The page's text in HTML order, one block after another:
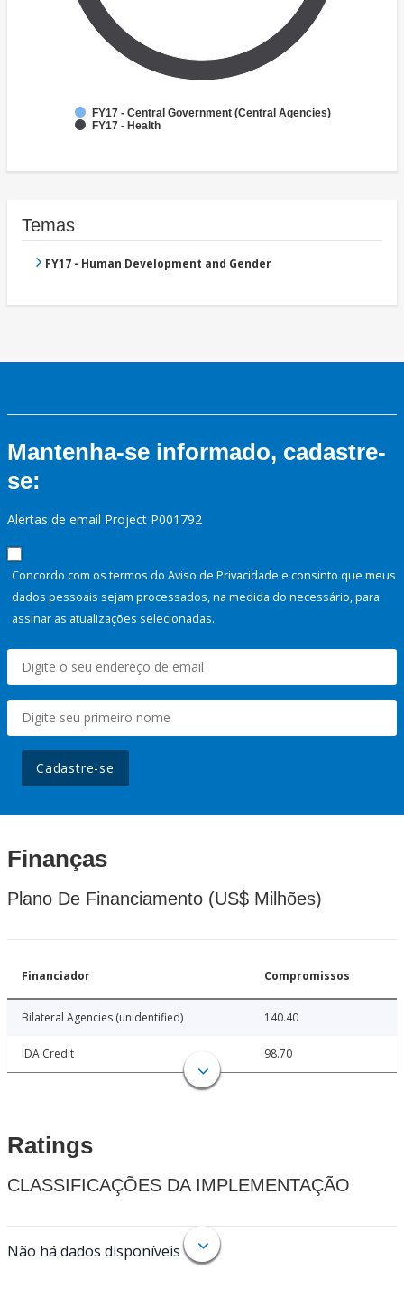
FY17 - Central Government (Central Agencies)
FY17 - Health
Temas
FY17 - Human Development and Gender
Mantenha-se informado, cadastre-
se:
Alertas de email Project P001792
Concordo com os termos do Aviso de Privacidade e consinto que meus
dados pessoais sejam processados, na medida do necessário, para
assinar as atualizações selecionadas.
Cadastre-se
Finanças
Plano De Financiamento (US$ Milhões)
Financiador Compromissos
Bilateral Agencies (unidentified) 140.40
IDA Credit 98.70
Ratings
CLASSIFICAÇÕES DA IMPLEMENTAÇÃO
Não há dados disponíveis